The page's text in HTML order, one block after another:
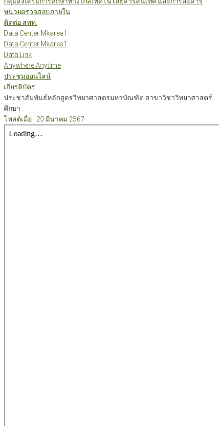
หน่วยตรวจสอบภายใน
ติดต่อ สพท.
Data Center Mkarea1
Data Center Mkarea1
Data Link
Anywhere Anytime
ประชุมออนไลน์
เกียรติบัตร
ประชาสัมพันธ์หลักสูตรวิทยาศาสตรมหาบัณฑิต สาขาวิชาวิทยาศาสตร์
ศึกษา
โพสต์เมื่อ : 20 มีนาคม 2567